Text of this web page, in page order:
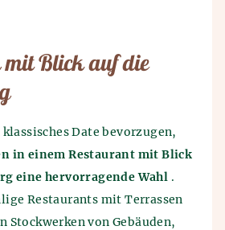
mit Blick auf die
Date bevorzugen,
in einem Restaurant mit Blick
eine hervorragende Wahl .
Restaurants mit Terrassen
Stockwerken von Gebäuden,